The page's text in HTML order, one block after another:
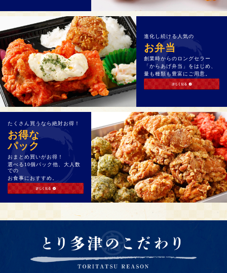
進化し続ける人気の
お弁当
創業時からのロングセラー
「からあげ弁当」をはじめ、
量も種類も豊富にご用意。
たくさん買うなら絶対お得！
お得な
パック
おまとめ買いがお得！
選べる10個パック他、大人数
での
お食事におすすめ。